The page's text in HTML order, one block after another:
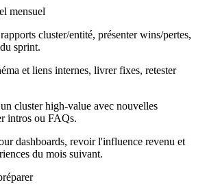
mensuel
cluster/entité, présenter wins/pertes,
sprint.
et liens internes, livrer fixes, retester
cluster high-value avec nouvelles
intros ou FAQs.
dashboards, revoir l'influence revenu et
du mois suivant.